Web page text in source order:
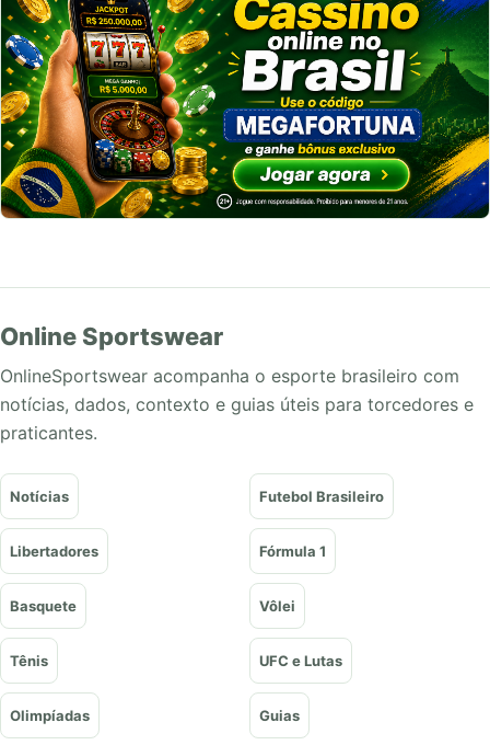
Online Sportswear
OnlineSportswear acompanha o esporte brasileiro com
notícias, dados, contexto e guias úteis para torcedores e
praticantes.
Notícias Futebol Brasileiro
Libertadores Fórmula 1
Basquete Vôlei
Tênis UFC e Lutas
Olimpíadas Guias